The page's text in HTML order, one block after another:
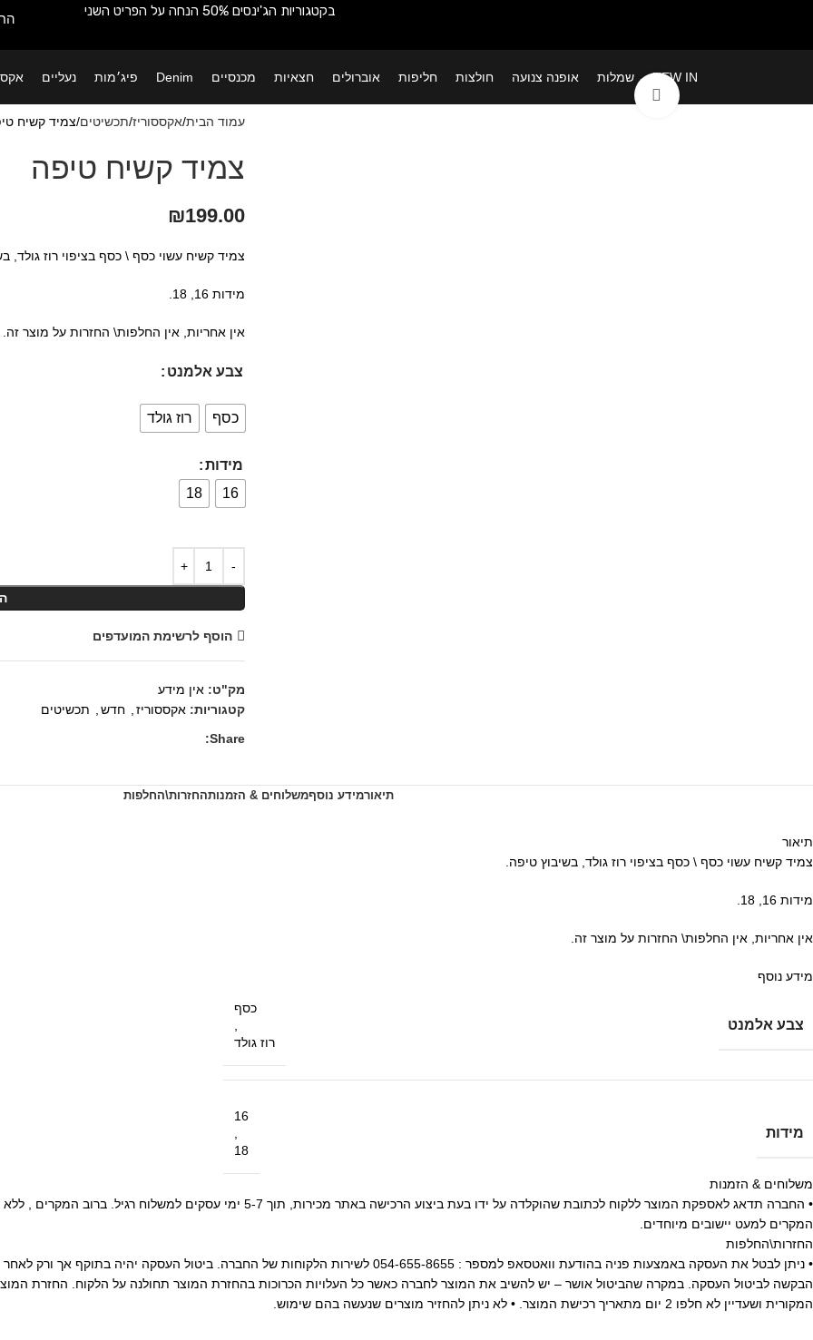
בקטגוריות הג'ינסים 50% הנחה על הפריט השני
NEW IN שמלות אופנה צנועה חולצות חליפות אוברולים חצאיות מכנסיים Denim פיג׳מות נעליים
עמוד הבית אקססוריז תכשיטים צמיד קשיח
צמיד קשיח טיפה
₪199.00
צמיד קשיח עשוי כסף \ כסף בציפוי רוז גולד,
מידות 16, 18.
אין אחריות, אין החלפות\ החזרות על מוצר זה.
צבע אלמנט
כסף רוז גולד
מידות
16
18
הוסף לרשימת המועדפים
מק"ט: אין מידע
קטגוריות: אקססוריז חדש
תכשיטים
Share:
תיאורמידע נוסףמשלוחים & הזמנותהחזרות\החלפות
תיאור
צמיד קשיח עשוי כסף \ כסף בציפוי רוז גולד, בשיבוץ טיפה.
מידות 16, 18.
אין אחריות, אין החלפות\ החזרות על מוצר זה.
מידע נוסף
צבע אלמנט
כסף
רוז גולד
מידות
16
18
משלוחים & הזמנות
המקרים למעט יישובים מיוחדים.
החזרות\החלפות
• ניתן לבטל את העסקה באמצעות פניה בהודעת וואטסאפ למספר : 054-655-8655 לשירות הלקוחות של החברה.
הבקשה לביטול העסקה. במקרה שהביטול אושר – יש להשיב את המוצר לחברה כאשר כל העלויות הכרוכות בהחזרת המוצר תחולנה על הלקוח. החזרת
המקורית ושעדיין לא חלפו 2 יום מתאריך רכישת המוצר. • לא ניתן להחזיר מוצרים שנעשה בהם שימוש.